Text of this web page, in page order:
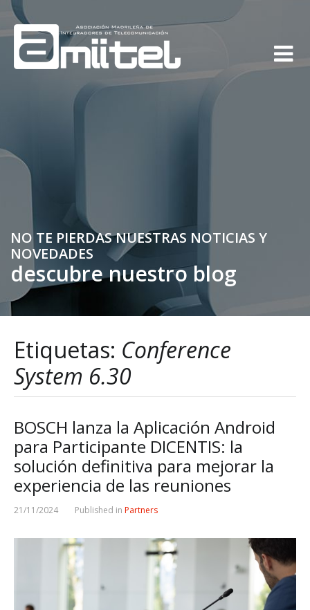
NO TE PIERDAS NUESTRAS NOTICIAS Y
NOVEDADES
descubre nuestro blog
Etiquetas: Conference
System 6.30
BOSCH lanza la Aplicación Android
para Participante DICENTIS: la
solución definitiva para mejorar la
experiencia de las reuniones
21/11/2024 Published in Partners